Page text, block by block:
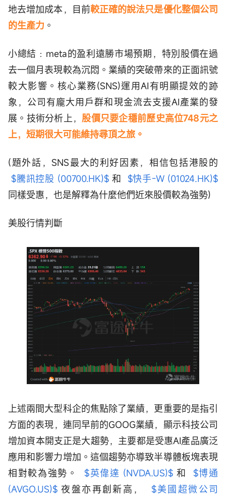
地去增加成本，目前較正確的說法只是優化整個公司
的生產力 。
小總結﹕meta的盈利遠勝市場預期，特別股價在過
去一個月表現較為沉悶。業績的突破帶來的正面訊號
較大影響。核心業務(SNS)運用AI有明顯提效的跡
象，公司有龐大用戶群和現金流去支援AI產業的發
展。技術分析上， 股價只要企穩前歷史高位748元之
上，短期很大可能維持尋頂之旅。
(題外話，SNS最大的利好因素，相信包括港股的
$騰訊控股 (00700.HK)$ 和 $快手-W (01024.HK)$
同樣受惠，也是解釋為什麼他們近來股價較為強勢)
美股行情判斷
上述兩間大型科企的焦點除了業績，更重要的是指引
方面的表現，連同早前的GOOG業績，顯示科技公司
增加資本開支正是大趨勢，主要都是受惠AI產品廣泛
應用和影響力增加。這個趨勢亦導致半導體板塊表現
相對較為強勢。 $英偉達 (NVDA.US)$ 和 $博通
(AVGO.US)$ 夜盤亦再創新高， $美國超微公司